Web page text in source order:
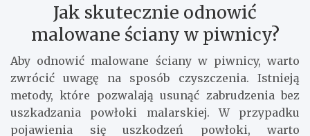
Jak skutecznie odnowić
malowane ściany w piwnicy?
Aby odnowić malowane ściany w piwnicy, warto
zwrócić uwagę na sposób czyszczenia. Istnieją
metody, które pozwalają usunąć zabrudzenia bez
uszkadzania powłoki malarskiej. W przypadku
pojawienia się uszkodzeń powłoki, warto